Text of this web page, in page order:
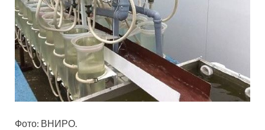
Фото: ВНИРО.